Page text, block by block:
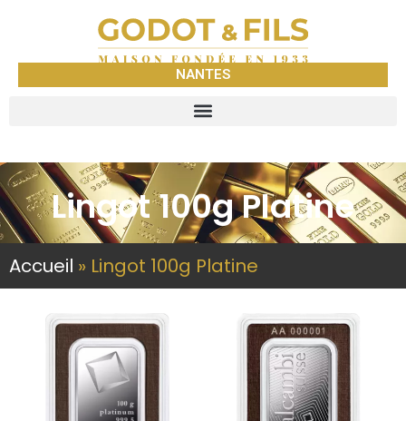
NANTES
Lingot 100g Platine
Accueil » Lingot 100g Platine